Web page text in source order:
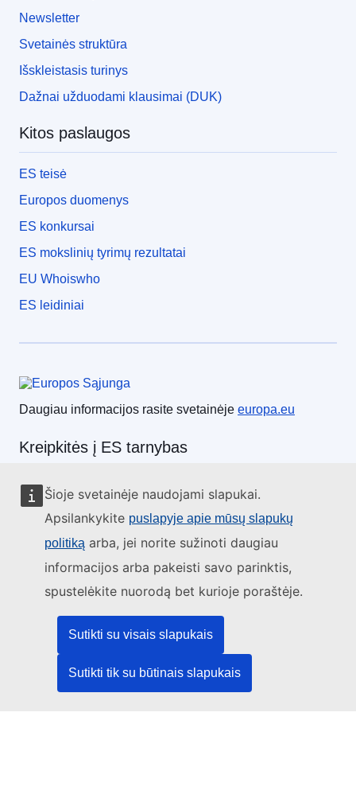
Šioje svetainėje naudojami slapukai.
Apsilankykite puslapyje apie mūsų slapukų
politiką arba, jei norite sužinoti daugiau
informacijos arba pakeisti savo parinktis,
spustelėkite nuorodą bet kurioje poraštėje.
Sutikti su visais slapukais
Sutikti tik su būtinais slapukais
Newsletter
Svetainės struktūra
Išskleistasis turinys
Dažnai užduodami klausimai (DUK)
Kitos paslaugos
ES teisė
Europos duomenys
ES konkursai
ES mokslinių tyrimų rezultatai
EU Whoiswho
ES leidiniai
Daugiau informacijos rasite svetainėje europa.eu
Kreipkitės į ES tarnybas
Skambinkite mums telefonu 00 800 6 7 8 9 10 11
Pasinaudokite kitomis telefoninio ryšio galimybėmis
Rašykite mums naudodamiesi kontaktine forma
Susitikime viename iš ES biurų
Socialiniai tinklai
ES socialinių tinklų kanalai
ES institucijos ir įstaigos